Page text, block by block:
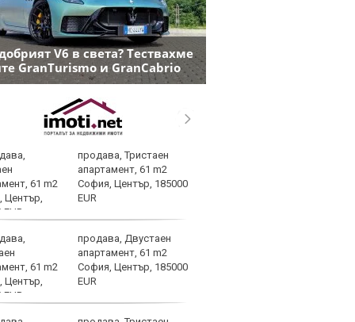
V6 в света? Тествахме
GranTurismo и GranCabrio
продава, Тристаен
апартамент, 61 m2
София, Център, 185000
EUR
продава, Двустаен
апартамент, 61 m2
София, Център, 185000
EUR